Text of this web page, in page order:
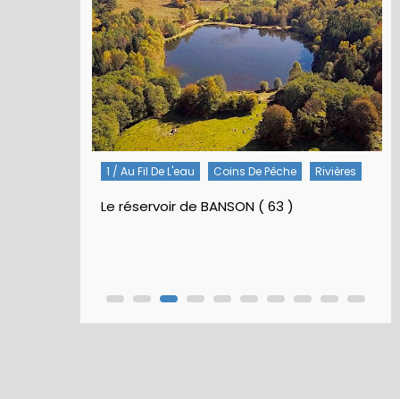
1 / Au Fil De L'eau Coins De Pêche Rivières
Le réservoir de BANSON ( 63 )